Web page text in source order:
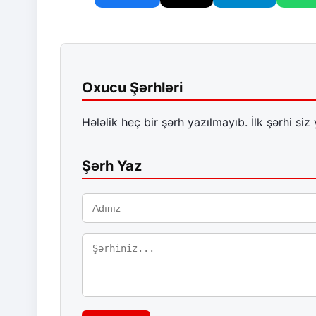
Oxucu Şərhləri
Hələlik heç bir şərh yazılmayıb. İlk şərhi siz
Şərh Yaz